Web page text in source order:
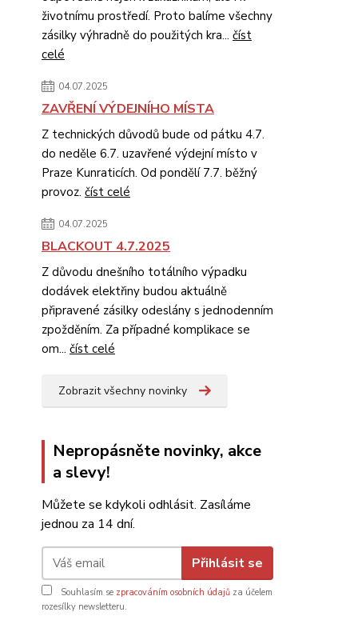
životnímu prostředí. Proto balíme všechny
zásilky výhradně do použitých kra... číst
celé
04.07.2025
ZAVŘENÍ VÝDEJNÍHO MÍSTA
Z technických důvodů bude od pátku 4.7.
do neděle 6.7. uzavřené výdejní místo v
Praze Kunraticích. Od pondělí 7.7. běžný
provoz. číst celé
04.07.2025
BLACKOUT 4.7.2025
Z důvodu dnešního totálního výpadku
dodávek elektřiny budou aktuálně
připravené zásilky odeslány s jednodenním
zpožděním. Za případné komplikace se
om... číst celé
Zobrazit všechny novinky
Nepropásněte novinky, akce
a slevy!
Můžete se kdykoli odhlásit. Zasíláme
jednou za 14 dní.
Přihlásit se
Souhlasím se zpracováním osobních údajů za účelem
rozesílky newsletteru.